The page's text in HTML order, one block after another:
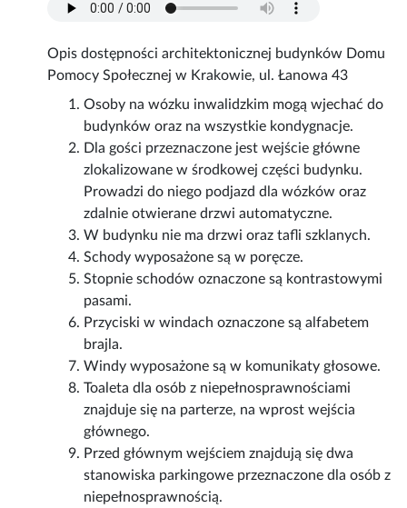
Opis dostępności architektonicznej budynków Domu
Pomocy Społecznej w Krakowie, ul. Łanowa 43
Osoby na wózku inwalidzkim mogą wjechać do
budynków oraz na wszystkie kondygnacje.
Dla gości przeznaczone jest wejście główne
zlokalizowane w środkowej części budynku.
Prowadzi do niego podjazd dla wózków oraz
zdalnie otwierane drzwi automatyczne.
W budynku nie ma drzwi oraz tafli szklanych.
Schody wyposażone są w poręcze.
Stopnie schodów oznaczone są kontrastowymi
pasami.
Przyciski w windach oznaczone są alfabetem
brajla.
Windy wyposażone są w komunikaty głosowe.
Toaleta dla osób z niepełnosprawnościami
znajduje się na parterze, na wprost wejścia
głównego.
Przed głównym wejściem znajdują się dwa
stanowiska parkingowe przeznaczone dla osób z
niepełnosprawnością.